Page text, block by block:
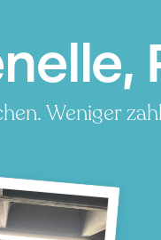
Weniger